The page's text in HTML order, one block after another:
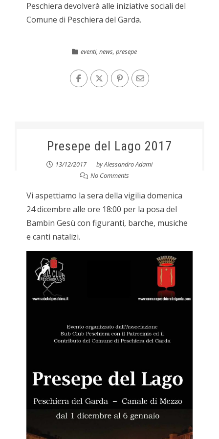
Peschiera devolverà alle iniziative sociali del
Comune di Peschiera del Garda.
eventi,news,presepe
Presepe del Lago 2017
13/12/2017 byAlessandro Adami
No Comments
Vi aspettiamo la sera della vigilia domenica
24 dicembre alle ore 18:00 per la posa del
Bambin Gesù con figuranti, barche, musiche
e canti natalizi.